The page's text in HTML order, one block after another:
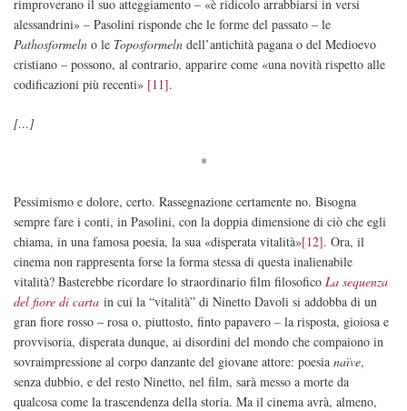
rimproverano il suo atteggiamento – «è ridicolo arrabbiarsi in versi
alessandrini» – Pasolini risponde che le forme del passato – le
Pathosformeln o le Toposformeln dell’antichità pagana o del Medioevo
cristiano – possono, al contrario, apparire come «una novità rispetto alle
codificazioni più recenti» [11].
[…]
*
Pessimismo e dolore, certo. Rassegnazione certamente no. Bisogna
sempre fare i conti, in Pasolini, con la doppia dimensione di ciò che egli
chiama, in una famosa poesia, la sua «disperata vitalità»[12]. Ora, il
cinema non rappresenta forse la forma stessa di questa inalienabile
vitalità? Basterebbe ricordare lo straordinario film filosofico La sequenza
del fiore di carta in cui la “vitalità” di Ninetto Davoli si addobba di un
gran fiore rosso – rosa o, piuttosto, finto papavero – la risposta, gioiosa e
provvisoria, disperata dunque, ai disordini del mondo che compaiono in
sovraimpressione al corpo danzante del giovane attore: poesia naïve,
senza dubbio, e del resto Ninetto, nel film, sarà messo a morte da
qualcosa come la trascendenza della storia. Ma il cinema avrà, almeno,